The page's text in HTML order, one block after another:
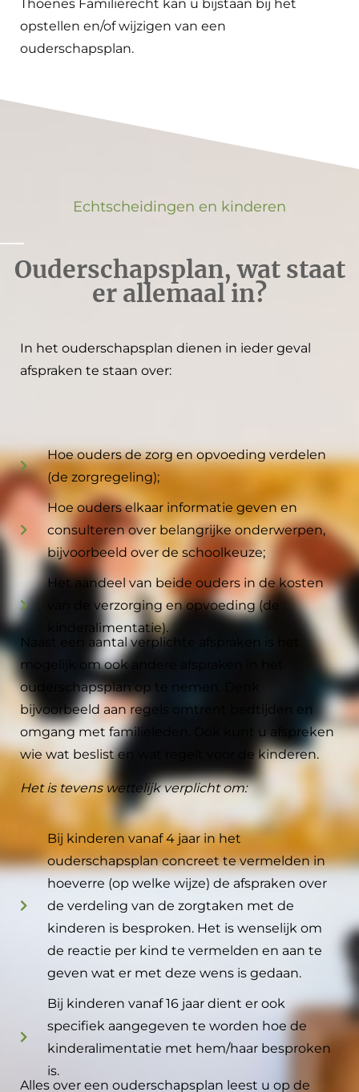
Thoenes Familierecht kan u bijstaan bij het
opstellen en/of wijzigen van een
ouderschapsplan.
Echtscheidingen en kinderen
Ouderschapsplan, wat staat
er allemaal in?
In het ouderschapsplan dienen in ieder geval
afspraken te staan over:
Hoe ouders de zorg en opvoeding verdelen
(de zorgregeling);
Hoe ouders elkaar informatie geven en
consulteren over belangrijke onderwerpen,
bijvoorbeeld over de schoolkeuze;
Het aandeel van beide ouders in de kosten
van de verzorging en opvoeding (de
kinderalimentatie).
Naast een aantal verplichte afspraken is het
mogelijk om ook andere afspraken in het
ouderschapsplan op te nemen. Denk
bijvoorbeeld aan regels omtrent bedtijden en
omgang met familieleden. Ook kunt u afspreken
wie wat beslist en wat regelt voor de kinderen.
Het is tevens wettelijk verplicht om:
Bij kinderen vanaf 4 jaar in het
ouderschapsplan concreet te vermelden in
hoeverre (op welke wijze) de afspraken over
de verdeling van de zorgtaken met de
kinderen is besproken. Het is wenselijk om
de reactie per kind te vermelden en aan te
geven wat er met deze wens is gedaan.
Bij kinderen vanaf 16 jaar dient er ook
specifiek aangegeven te worden hoe de
kinderalimentatie met hem/haar besproken
is.
Alles over een ouderschapsplan leest u op de